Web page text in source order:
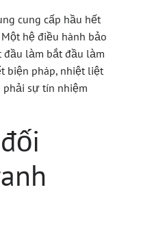
cung cấp hầu hết
hệ điều hành bảo
đầu làm bắt đầu làm
biện pháp, nhiệt liệt
phải sự tín nhiệm